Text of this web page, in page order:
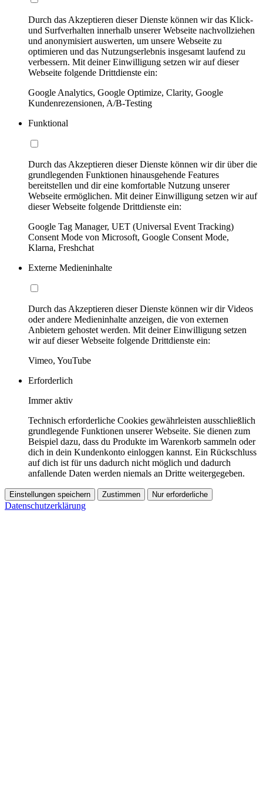
Durch das Akzeptieren dieser Dienste können wir das Klick-
und Surfverhalten innerhalb unserer Webseite nachvollziehen
und anonymisiert auswerten, um unsere Webseite zu
optimieren und das Nutzungserlebnis insgesamt laufend zu
verbessern. Mit deiner Einwilligung setzen wir auf dieser
Webseite folgende Drittdienste ein:
Google Analytics, Google Optimize, Clarity, Google
Kundenrezensionen, A/B-Testing
Funktional
Durch das Akzeptieren dieser Dienste können wir dir über die
grundlegenden Funktionen hinausgehende Features
bereitstellen und dir eine komfortable Nutzung unserer
Webseite ermöglichen. Mit deiner Einwilligung setzen wir auf
dieser Webseite folgende Drittdienste ein:
Google Tag Manager, UET (Universal Event Tracking)
Consent Mode von Microsoft, Google Consent Mode,
Klarna, Freshchat
Externe Medieninhalte
Durch das Akzeptieren dieser Dienste können wir dir Videos
oder andere Medieninhalte anzeigen, die von externen
Anbietern gehostet werden. Mit deiner Einwilligung setzen
wir auf dieser Webseite folgende Drittdienste ein:
Vimeo, YouTube
Erforderlich
Immer aktiv
Technisch erforderliche Cookies gewährleisten ausschließlich
grundlegende Funktionen unserer Webseite. Sie dienen zum
Beispiel dazu, dass du Produkte im Warenkorb sammeln oder
dich in dein Kundenkonto einloggen kannst. Ein Rückschluss
auf dich ist für uns dadurch nicht möglich und dadurch
anfallende Daten werden niemals an Dritte weitergegeben.
Einstellungen speichern Zustimmen Nur erforderliche
Datenschutzerklärung